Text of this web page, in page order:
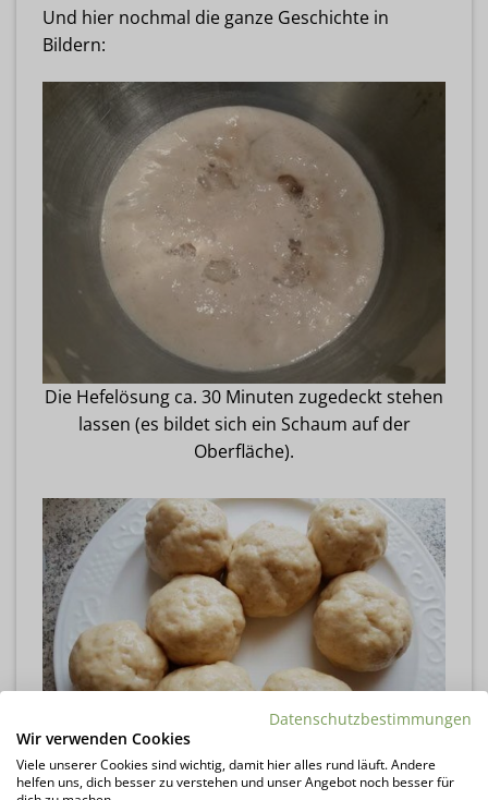
Und hier nochmal die ganze Geschichte in
Bildern:
Die Hefelösung ca. 30 Minuten zugedeckt stehen
lassen (es bildet sich ein Schaum auf der
Oberfläche).
Datenschutzbestimmungen
Wir verwenden Cookies
Viele unserer Cookies sind wichtig, damit hier alles rund läuft. Andere
helfen uns, dich besser zu verstehen und unser Angebot noch besser für